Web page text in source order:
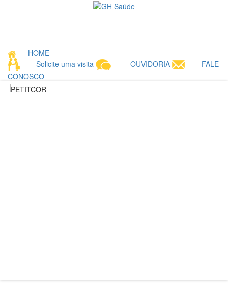
HOME
Solicite uma visita
OUVIDORIA
FALE
CONOSCO